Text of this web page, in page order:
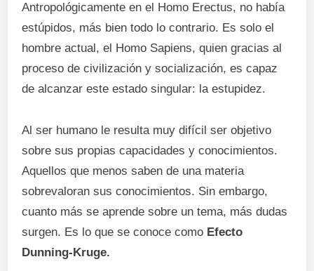
Antropológicamente en el Homo Erectus, no había
estúpidos, más bien todo lo contrario. Es solo el
hombre actual, el Homo Sapiens, quien gracias al
proceso de civilización y socialización, es capaz
de alcanzar este estado singular: la estupidez.
Al ser humano le resulta muy difícil ser objetivo
sobre sus propias capacidades y conocimientos.
Aquellos que menos saben de una materia
sobrevaloran sus conocimientos. Sin embargo,
cuanto más se aprende sobre un tema, más dudas
surgen. Es lo que se conoce como Efecto
Dunning-Kruge.